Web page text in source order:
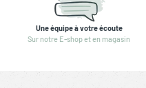
Une équipe à votre écoute
Sur notre E-shop et en magasin